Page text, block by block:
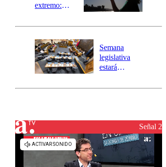
extremo:
activa Alerta
Preventiva en
tres comunas
Semana
legislativa
estará
el fin de la
reconstrucciónSeñal 2